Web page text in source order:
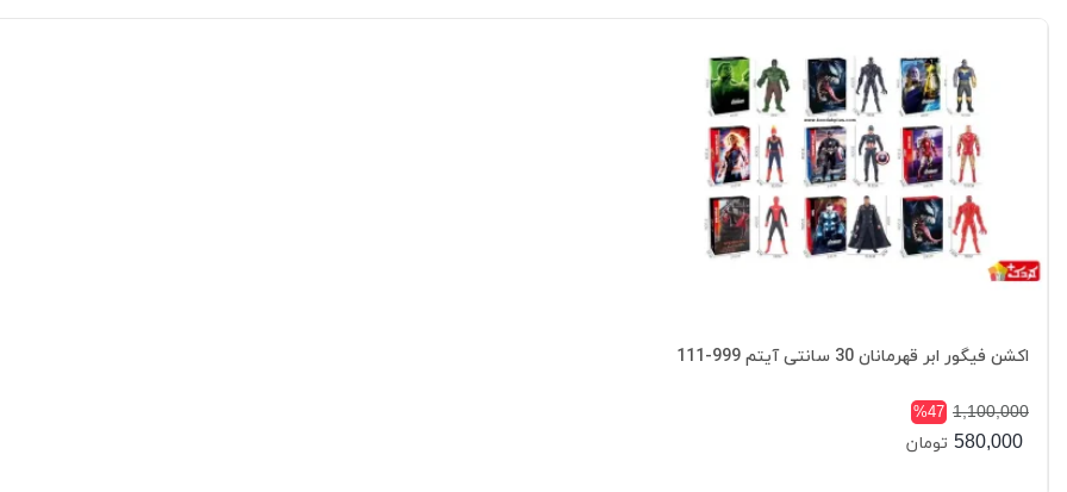
اکشن فیگور ابر قهرمانان 30 سانتی آیتم 999-111
1,100,000
%47
580,000 تومان